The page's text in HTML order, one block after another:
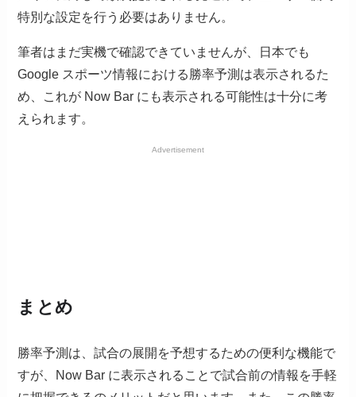
特別な設定を行う必要はありません。
筆者はまだ実機で確認できていませんが、日本でも
Google スポーツ情報における勝率予測は表示されるた
め、これが Now Bar にも表示される可能性は十分に考
えられます。
Advertisement
まとめ
勝率予測は、試合の展開を予想するための便利な機能で
すが、Now Bar に表示されることで試合前の情報を手軽